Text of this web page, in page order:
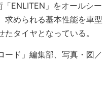
ENLITEN」をオールシー
求められる基本性能を車型
タイヤとなっている。
ード」編集部、写真・図／